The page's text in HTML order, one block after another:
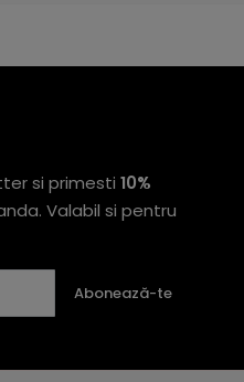
si primesti 10%
Valabil si pentru
Abonează-te